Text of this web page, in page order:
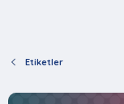
Etiketler